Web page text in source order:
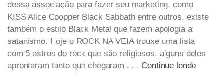
dessa associação para fazer seu marketing, como
KISS Alice Coopper Black Sabbath entre outros, existe
também o estilo Black Metal que fazem apologia a
satanismo. Hoje o ROCK NA VEIA trouxe uma lista
com 5 astros do rock que são religiosos, alguns deles
aprontaram tanto que chegaram . . . Continue lendo